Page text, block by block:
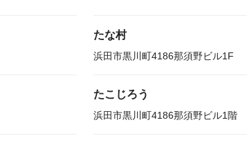
たな村
浜田市黒川町4186那須野ビル1F
たこじろう
浜田市黒川町4186那須野ビル1階